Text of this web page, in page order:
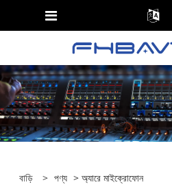
বাড়ি > পণ্য > অ্যারে মাইক্রোফোন